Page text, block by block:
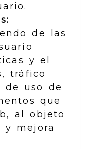
de las
y el
tráfico
de uso de
que
al objeto
mejora